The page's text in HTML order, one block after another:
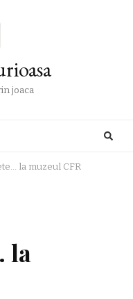
joaca
la muzeul CFR
la